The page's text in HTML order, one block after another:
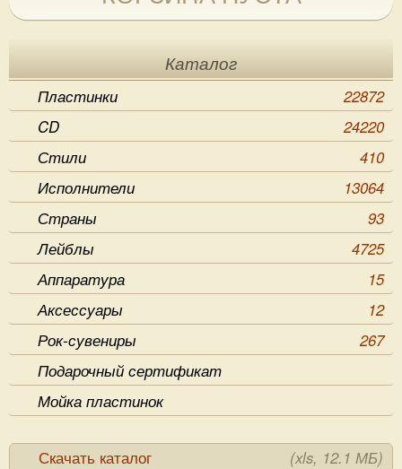
Каталог
Пластинки
22872
CD
24220
Стили
410
Исполнители
13064
Страны
93
Лейблы
4725
Аппаратура
15
Аксессуары
12
Рок-сувениры
267
Подарочный сертификат
Мойка пластинок
Скачать каталог (xls, 12.1 МБ)